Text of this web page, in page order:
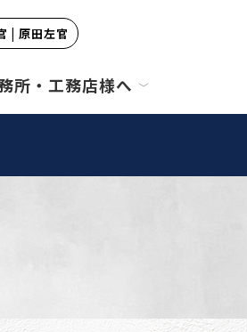
| 原田左官
所・工務店様へ